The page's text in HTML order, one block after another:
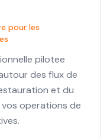
pour les
pilotee
des flux de
et du
operations de